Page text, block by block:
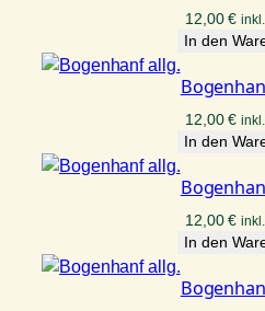
12,00€
In den
12,00€
In den
12,00€
In den